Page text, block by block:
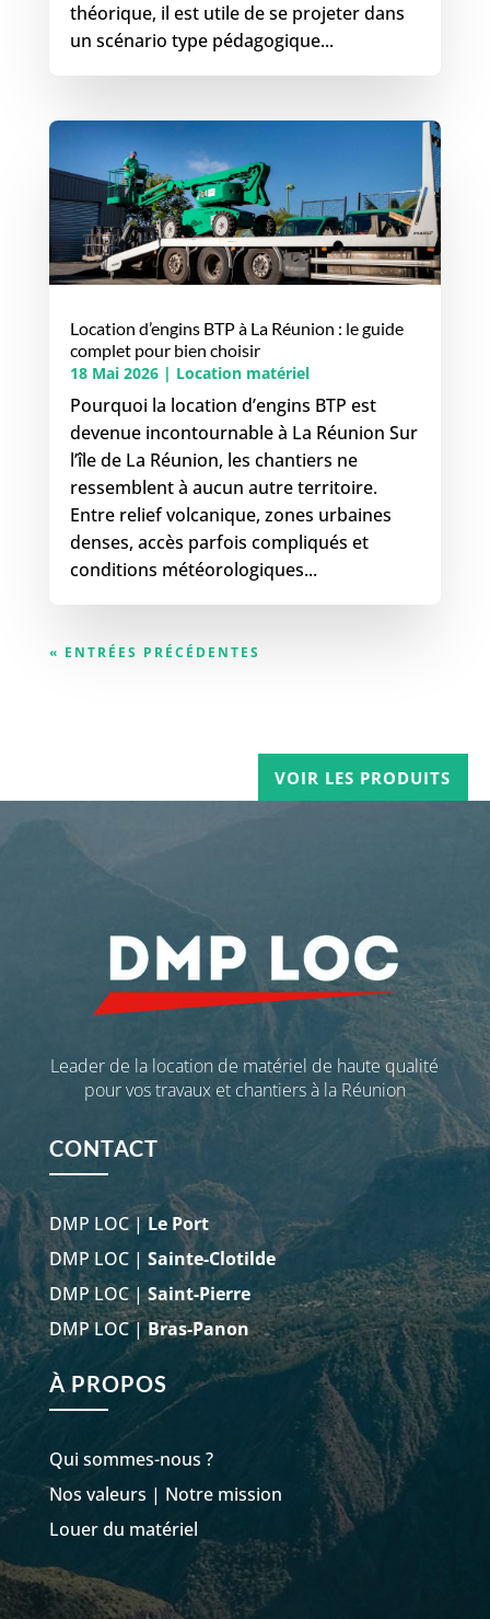
théorique, il est utile de se projeter dans
un scénario type pédagogique...
Location d’engins BTP à La Réunion : le guide
complet pour bien choisir
18 Mai 2026| Location matériel
Pourquoi la location d’engins BTP est
devenue incontournable à La Réunion Sur
l’île de La Réunion, les chantiers ne
ressemblent à aucun autre territoire.
Entre relief volcanique, zones urbaines
denses, accès parfois compliqués et
conditions météorologiques...
« ENTRÉES PRÉCÉDENTES
VOIR LES PRODUITS
Leader de la location de matériel de haute qualité
pour vos travaux et chantiers à la Réunion
CONTACT
DMP LOC |Le Port
DMP LOC | Sainte-Clotilde
DMP LOC |Saint-Pierre
DMP LOC |Bras-Panon
À PROPOS
Qui sommes-nous ?
Nos valeurs | Notre mission
Louer du matériel